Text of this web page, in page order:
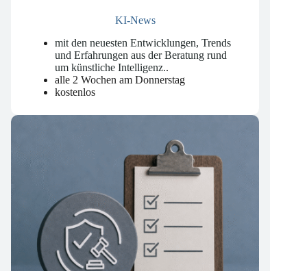
mit den neuesten Entwicklungen, Trends
und Erfahrungen aus der Beratung rund
um künstliche Intelligenz..
alle 2 Wochen am Donnerstag